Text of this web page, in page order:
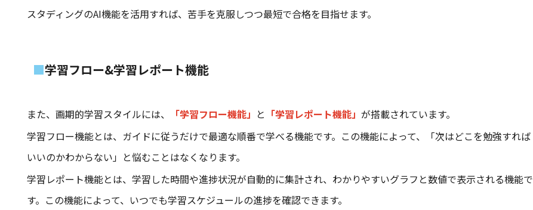
スタディングのAI機能を活用すれば、苦手を克服しつつ最短で合格を目指せます。
学習フロー&学習レポート機能
また、画期的学習スタイルには、 「学習フロー機能」 と 「学習レポート機能」 が搭載されています。
学習フロー機能とは、ガイドに従うだけで最適な順番で学べる機能です。この機能によって、「次はどこを勉強すれば
いいのかわからない」と悩むことはなくなります。
学習レポート機能とは、学習した時間や進捗状況が自動的に集計され、わかりやすいグラフと数値で表示される機能で
す。この機能によって、いつでも学習スケジュールの進捗を確認できます。